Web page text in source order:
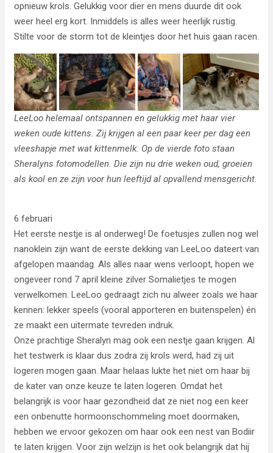
opnieuw krols. Gelukkig voor dier en mens duurde dit ook
weer heel erg kort. Inmiddels is alles weer heerlijk rustig.
Stilte voor de storm tot de kleintjes door het huis gaan racen.
LeeLoo helemaal ontspannen en gelukkig met haar vier
weken oude kittens. Zij krijgen al een paar keer per dag een
vleeshapje met wat kittenmelk. Op de vierde foto staan
Sheralyns fotomodellen. Die zijn nu drie weken oud, groeien
als kool en ze zijn voor hun leeftijd al opvallend mensgericht.
6 februari
Het eerste nestje is al onderweg! De foetusjes zullen nog wel
nanoklein zijn want de eerste dekking van LeeLoo dateert van
afgelopen maandag. Als alles naar wens verloopt, hopen we
ongeveer rond 7 april kleine zilver Somalietjes te mogen
verwelkomen. LeeLoo gedraagt zich nu alweer zoals we haar
kennen: lekker speels (vooral apporteren en buitenspelen) én
ze maakt een uitermate tevreden indruk.
Onze prachtige Sheralyn mag ook een nestje gaan krijgen. Al
het testwerk is klaar dus zodra zij krols werd, had zij uit
logeren mogen gaan. Maar helaas lukte het niet om haar bij
de kater van onze keuze te laten logeren. Omdat het
belangrijk is voor haar gezondheid dat ze niet nog een keer
een onbenutte hormoonschommeling moet doormaken,
hebben we ervoor gekozen om haar ook een nest van Bodiir
te laten krijgen. Voor zijn welzijn is het ook belangrijk dat hij